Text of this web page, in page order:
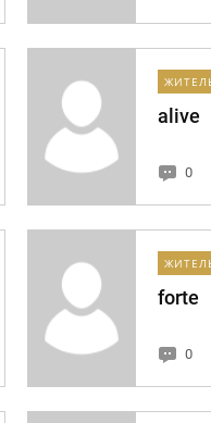
alive
0
forte
0